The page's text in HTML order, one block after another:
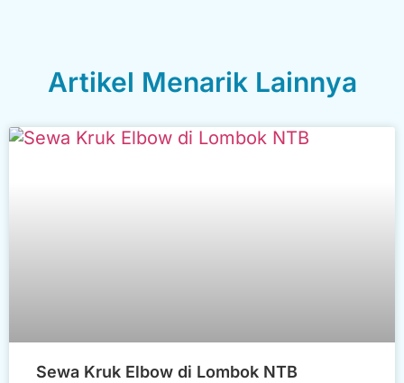
Artikel Menarik Lainnya
Sewa Kruk Elbow di Lombok NTB